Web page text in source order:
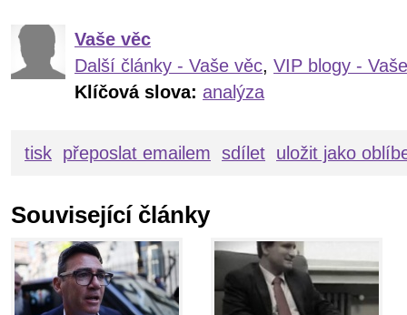
Vaše věc
Další články - Vaše věc, VIP blogy -
Klíčová slova: analýza
tisk přeposlat emailem sdílet uložit jako
Související články